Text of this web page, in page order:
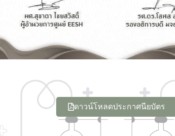
ดาวน์โหลดประกาศนียบัตร